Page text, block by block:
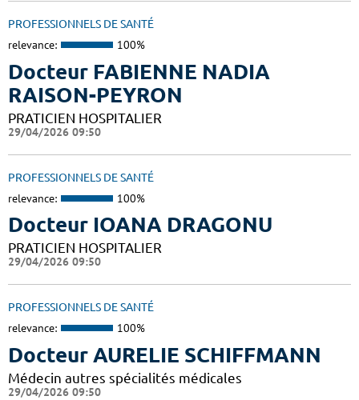
PROFESSIONNELS DE SANTÉ
relevance: 100%
Docteur FABIENNE NADIA
RAISON-PEYRON
PRATICIEN HOSPITALIER
29/04/2026 09:50
PROFESSIONNELS DE SANTÉ
relevance: 100%
Docteur IOANA DRAGONU
PRATICIEN HOSPITALIER
29/04/2026 09:50
PROFESSIONNELS DE SANTÉ
relevance: 100%
Docteur AURELIE SCHIFFMANN
Médecin autres spécialités médicales
29/04/2026 09:50